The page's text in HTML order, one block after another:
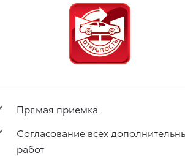
Прямая приемка
Согласование всех
работ